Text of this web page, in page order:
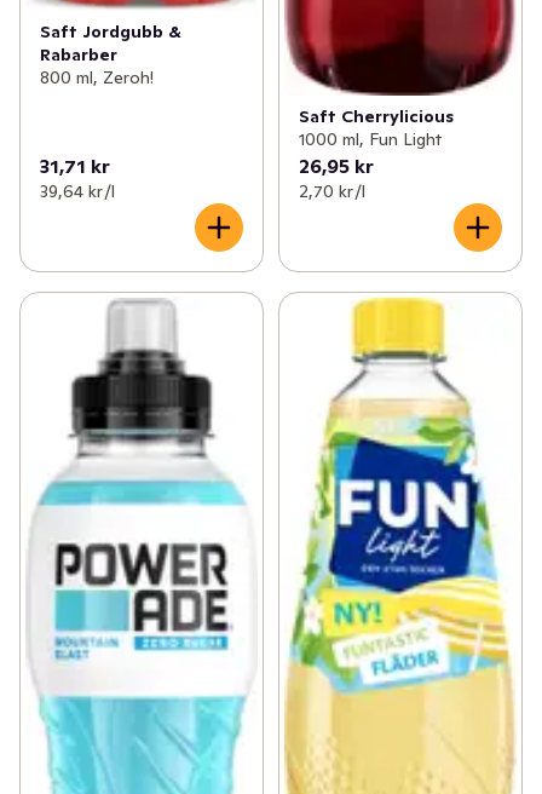
Saft Jordgubb &
Rabarber
800 ml, Zeroh!
31,71 kr
39,64 kr /l
Saft Cherrylicious
1000 ml, Fun Light
26,95 kr
2,70 kr /l